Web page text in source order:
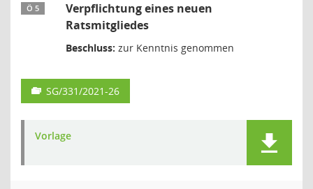
Ö 5
Verpflichtung eines neuen
Ratsmitgliedes
Beschluss: zur Kenntnis genommen
SG/331/2021-26
Vorlage